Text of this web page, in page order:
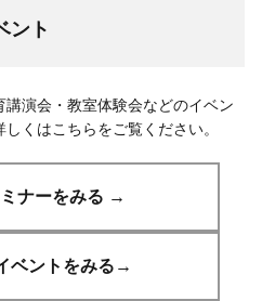
ント
演会・教室体験会などのイベン
くはこちらをご覧ください。
ナーをみる →
ベントをみる→